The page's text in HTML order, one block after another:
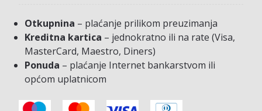
Otkupnina – plaćanje prilikom preuzimanja
Kreditna kartica – jednokratno ili na rate (Visa,
MasterCard, Maestro, Diners)
Ponuda – plaćanje Internet bankarstvom ili
općom uplatnicom